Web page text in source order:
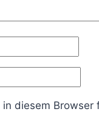
diesem